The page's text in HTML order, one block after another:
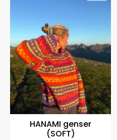
HANAMI genser
(SOFT)